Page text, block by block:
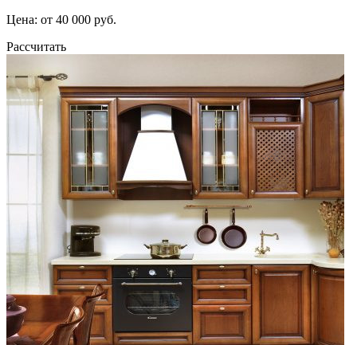
Цена: от 40 000 руб.
Рассчитать